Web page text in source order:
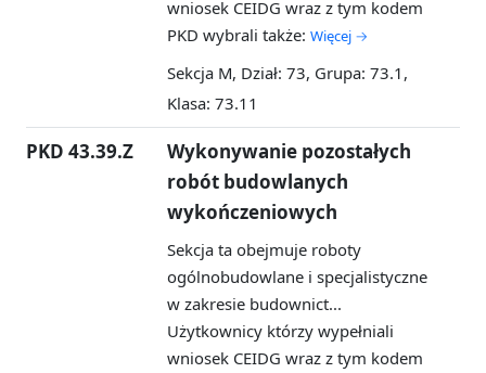
wniosek CEIDG wraz z tym kodem
PKD wybrali także: Więcej →
Sekcja M, Dział: 73, Grupa: 73.1,
Klasa: 73.11
PKD 43.39.Z
Wykonywanie pozostałych
robót budowlanych
wykończeniowych
Sekcja ta obejmuje roboty
ogólnobudowlane i specjalistyczne
w zakresie budownict...
Użytkownicy którzy wypełniali
wniosek CEIDG wraz z tym kodem